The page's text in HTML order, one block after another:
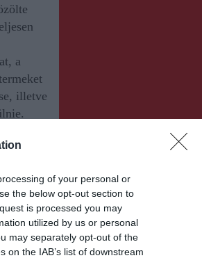
of your personal or
the below opt-out section to
is processed you may
utilized by us or personal
may separately opt-out of the
the IAB’s list of downstream
a
illetve